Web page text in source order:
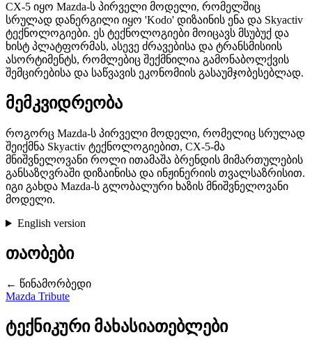
CX-5 იყო Mazda-ს პირველი მოდელი, რომელშიც
სრულად დანერგილი იყო 'Kodo' დიზაინის ენა და Skyactiv
ტექნოლოგიები. ეს ტექნოლოგიები მოიცავს მსუბუქ და
ხისტ პლატფორმას, ასევე ძრავებისა და ტრანსმისიის
ასორტიმენტს, რომლებიც შექმნილია გამონაბოლქვის
შემცირებისა და საწვავის ეკონომიის გასაუმჯობესებლად.
მემკვიდრეობა
როგორც Mazda-ს პირველი მოდელი, რომელიც სრულად
შეიქმნა Skyactiv ტექნოლოგიებით, CX-5-მა
მნიშვნელოვანი როლი ითამაშა ბრენდის მიმართულების
განსაზღვრაში დიზაინისა და ინჟინერიის თვალსაზრისით.
იგი გახდა Mazda-ს გლობალური ხაზის მნიშვნელოვანი
მოდელი.
English version
თაობები
← წინამორბედი
Mazda Tribute
ტექნიკური მახასიათებლები